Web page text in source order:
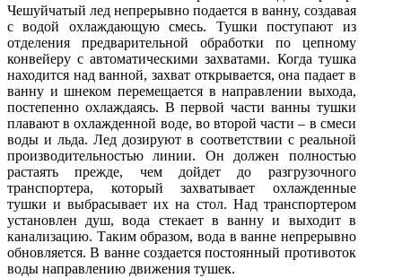
Чешуйчатый лед непрерывно подается в ванну, создавая
с водой охлаждающую смесь. Тушки поступают из
отделения предварительной обработки по цепному
конвейеру с автоматическими захватами. Когда тушка
находится над ванной, захват открывается, она падает в
ванну и шнеком перемещается в направлении выхода,
постепенно охлаждаясь. В первой части ванны тушки
плавают в охлажденной воде, во второй части – в смеси
воды и льда. Лед дозируют в соответствии с реальной
производительностью линии. Он должен полностью
растаять прежде, чем дойдет до разгрузочного
транспортера, который захватывает охлажденные
тушки и выбрасывает их на стол. Над транспортером
установлен душ, вода стекает в ванну и выходит в
канализацию. Таким образом, вода в ванне непрерывно
обновляется. В ванне создается постоянный противоток
воды направлению движения тушек.